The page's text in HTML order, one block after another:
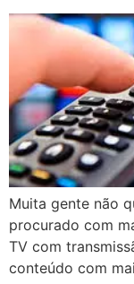
Muita gente não
procurado com
TV com
conteúdo com